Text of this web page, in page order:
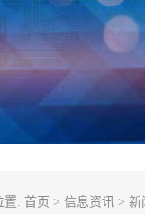
置: 首页 > 信息资讯 > 新